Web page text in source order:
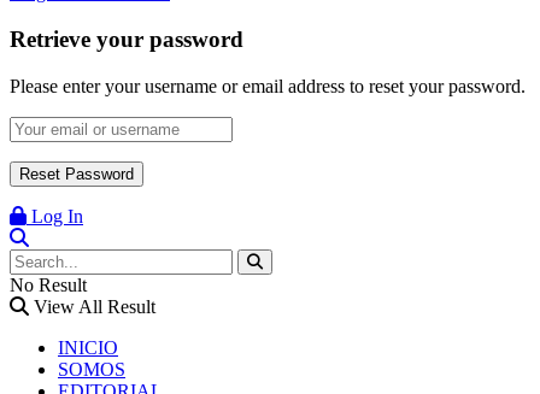
Retrieve your password
Please enter your username or email address to reset your password.
Log In
No Result
View All Result
INICIO
SOMOS